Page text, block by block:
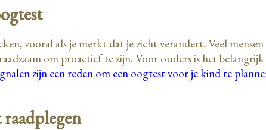
vooral als je merkt dat je zicht verandert. Veel
om proactief te zijn. Voor ouders is het
zijn een reden om een oogtest voor je kind te